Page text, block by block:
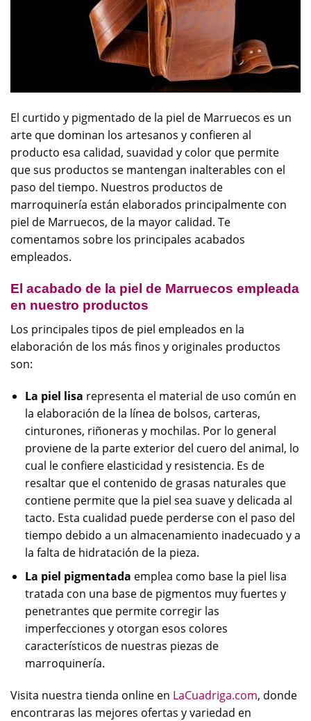
El curtido y pigmentado de la piel de Marruecos es un
arte que dominan los artesanos y confieren al
producto esa calidad, suavidad y color que permite
que sus productos se mantengan inalterables con el
paso del tiempo. Nuestros productos de
marroquinería están elaborados principalmente con
piel de Marruecos, de la mayor calidad. Te
comentamos sobre los principales acabados
empleados.
El acabado de la piel de Marruecos empleada
en nuestro productos
Los principales tipos de piel empleados en la
elaboración de los más finos y originales productos
son:
La piel lisa representa el material de uso común en
la elaboración de la línea de bolsos, carteras,
cinturones, riñoneras y mochilas. Por lo general
proviene de la parte exterior del cuero del animal, lo
cual le confiere elasticidad y resistencia. Es de
resaltar que el contenido de grasas naturales que
contiene permite que la piel sea suave y delicada al
tacto. Esta cualidad puede perderse con el paso del
tiempo debido a un almacenamiento inadecuado y a
la falta de hidratación de la pieza.
La piel pigmentada emplea como base la piel lisa
tratada con una base de pigmentos muy fuertes y
penetrantes que permite corregir las
imperfecciones y otorgan esos colores
característicos de nuestras piezas de
marroquinería.
Visita nuestra tienda online en LaCuadriga.com, donde
encontraras las mejores ofertas y variedad en